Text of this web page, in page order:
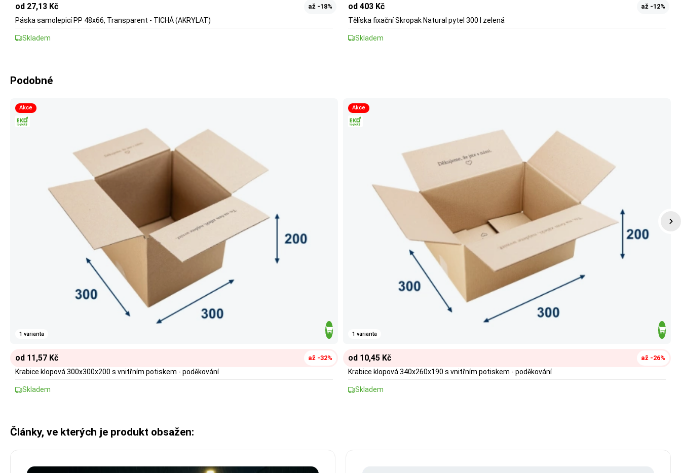
od 27,13 Kč až -18%
Páska samolepicí PP 48x66, Transparent - TICHÁ (AKRYLAT)
Skladem
od 403 Kč až -12%
Tělíska fixační Skropak Natural pytel 300 l zelená
Skladem
Podobné
Akce
1 varianta
od 11,57 Kč až -32%
Krabice klopová 300x300x200 s vnitřním potiskem - poděkování
Skladem
Akce
1 varianta
od 10,45 Kč až -26%
Krabice klopová 340x260x190 s vnitřním potiskem - poděkování
Skladem
Články, ve kterých je produkt obsažen: